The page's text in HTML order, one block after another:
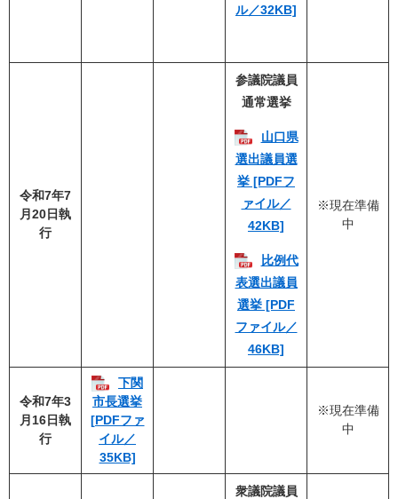
ル／32KB]
令和7年7
月20日執
行
参議院議員
通常選挙
山口県
選出議員選
挙 [PDFフ
ァイル／
42KB]
比例代
表選出議員
選挙 [PDF
ファイル／
46KB]
※現在準備
中
令和7年3
月16日執
行
下関
市長選挙
[PDFファ
イル／
35KB]
※現在準備
中
衆議院議員